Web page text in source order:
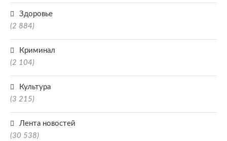
Здоровье
(2 884)
Криминал
(2 104)
Культура
(3 215)
Лента новостей
(30 538)